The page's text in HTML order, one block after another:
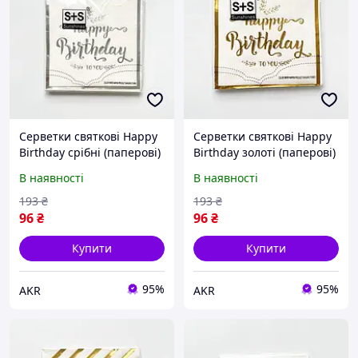
Серветки святкові Happy
Birthday срібні (паперові)
народження,
сервірування столу,
декору свята akr
В наявності
96₴
193 ₴
Купити
AKR 95%
Серветки святкові Happy
Birthday золоті (паперові)
народження,
сервірування столу,
декору свята akr
В наявності
96₴
193 ₴
Купити
AKR 95%